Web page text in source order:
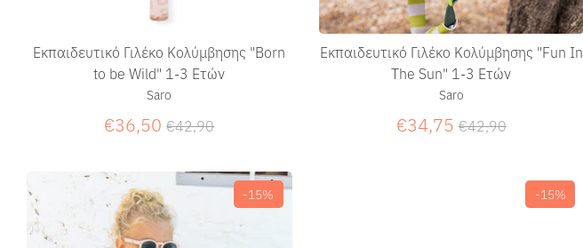
Εκπαιδευτικό Γιλέκο Κολύμβησης "Born
to be Wild" 1-3 Ετών
Saro
€36,50 Κανονική
€42,90
Εκπαιδευτικό Γιλέκο Κολύμβησης "Fun In
The Sun" 1-3 Ετών
Saro
€34,75 Κανονική
€42,90
-15% -15%